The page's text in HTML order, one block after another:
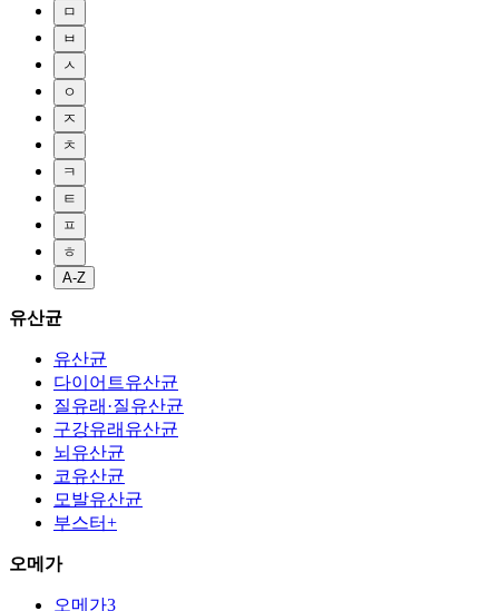
ㅁ
ㅂ
ㅅ
ㅇ
ㅈ
ㅊ
ㅋ
ㅌ
ㅍ
ㅎ
A-Z
유산균
유산균
다이어트유산균
질유래·질유산균
구강유래유산균
뇌유산균
코유산균
모발유산균
부스터+
오메가
오메가3